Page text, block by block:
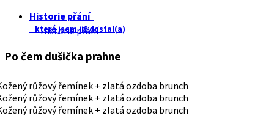
Historie přání
které jsem již dostal(a)
Historie přání
Po čem dušička prahne